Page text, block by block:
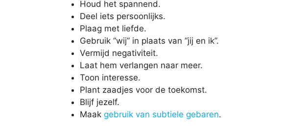
Houd het spannend.
Deel iets persoonlijks.
Plaag met liefde.
Gebruik “wij” in plaats van “jij en ik”.
Vermijd negativiteit.
Laat hem verlangen naar meer.
Toon interesse.
Plant zaadjes voor de toekomst.
Blijf jezelf.
Maak gebruik van subtiele gebaren.